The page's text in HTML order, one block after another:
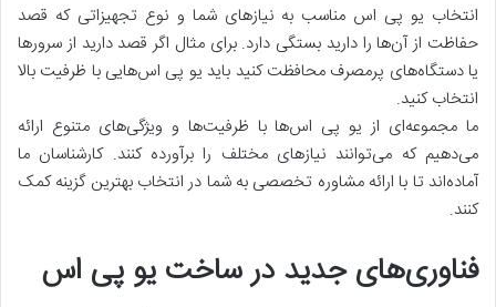
انتخاب یو پی اس مناسب به نیازهای شما و نوع تجهیزاتی که قصد
حفاظت از آن‌ها را دارید بستگی دارد. برای مثال اگر قصد دارید از سرورها
یا دستگاه‌های پرمصرف محافظت کنید باید یو پی اس‌هایی با ظرفیت بالا
انتخاب کنید.
ما مجموعه‌ای از یو پی اس‌ها با ظرفیت‌ها و ویژگی‌های متنوع ارائه
می‌دهیم که می‌توانند نیازهای مختلف را برآورده کنند. کارشناسان ما
آماده‌اند تا با ارائه مشاوره تخصصی به شما در انتخاب بهترین گزینه کمک
کنند.
فناوری‌های جدید در ساخت یو پی اس